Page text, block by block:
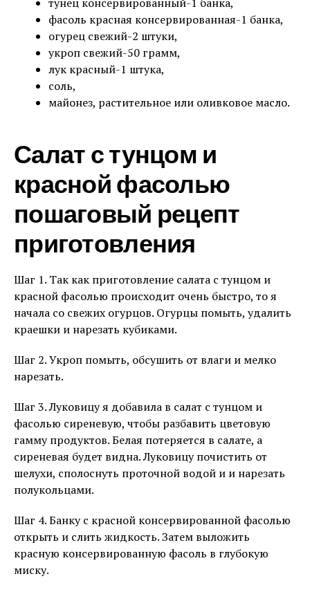
фасоль красная консервированная-1 банка,
огурец свежий-2 штуки,
укроп свежий-50 грамм,
лук красный-1 штука,
соль,
майонез, растительное или оливковое масло.
Салат с тунцом и
красной фасолью
пошаговый рецепт
приготовления
Шаг 1. Так как приготовление салата с тунцом и
красной фасолью происходит очень быстро, то я
начала со свежих огурцов. Огурцы помыть, удалить
краешки и нарезать кубиками.
Шаг 2. Укроп помыть, обсушить от влаги и мелко
нарезать.
Шаг 3. Луковицу я добавила в салат с тунцом и
фасолью сиреневую, чтобы разбавить цветовую
гамму продуктов. Белая потеряется в салате, а
сиреневая будет видна. Луковицу почистить от
шелухи, сполоснуть проточной водой и и нарезать
полукольцами.
Шаг 4. Банку с красной консервированной фасолью
открыть и слить жидкость. Затем выложить
красную консервированную фасоль в глубокую
миску.